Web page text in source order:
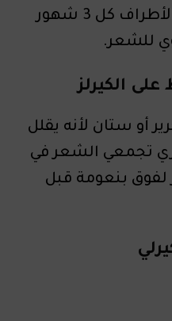
باهتة وغير واضحة. قص الأطراف كل 3 شهور
للشعر.
أو ستان لأنه يقلل
تجمعي الشعر في
لفوق بنعومة قبل